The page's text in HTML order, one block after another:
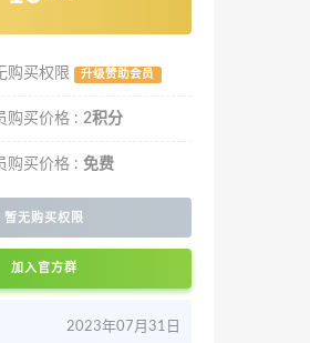
购买权限 升级赞助会员
购买价格 : 2积分
购买价格 : 免费
暂无购买权限
加入官方群
2023年07月31日